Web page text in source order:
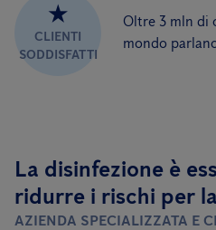
★
CLIENTI
SODDISFATTI
Oltre 3 mln
mondo
La disinfezione è
ridurre i rischi per
AZIENDA SPECIALIZZATA E